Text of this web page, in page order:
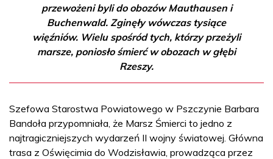
przewożeni byli do obozów Mauthausen i
Buchenwald. Zginęły wówczas tysiące
więźniów. Wielu spośród tych, którzy przeżyli
marsze, poniosło śmierć w obozach w głębi
Rzeszy.
Szefowa Starostwa Powiatowego w Pszczynie Barbara
Bandoła przypomniała, że Marsz Śmierci to jedno z
najtragiczniejszych wydarzeń II wojny światowej. Główna
trasa z Oświęcimia do Wodzisławia, prowadząca przez